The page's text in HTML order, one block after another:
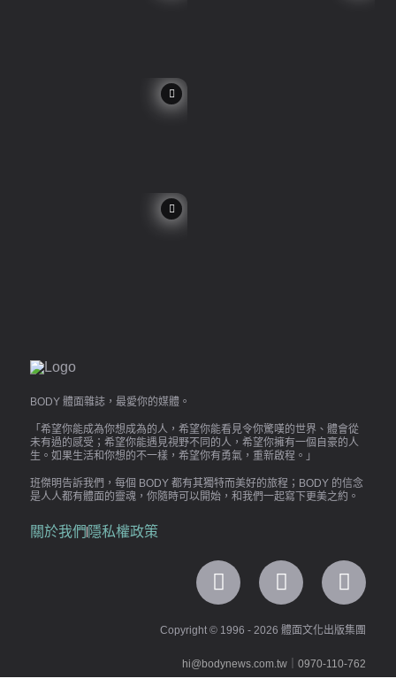
BODY 體面雜誌，最愛你的媒體。
「希望你能成為你想成為的人，希望你能看見令你驚嘆的世界、體會從
未有過的感受；希望你能遇見視野不同的人，希望你擁有一個自豪的人
生。如果生活和你想的不一樣，希望你有勇氣，重新啟程。」
班傑明告訴我們，每個 BODY 都有其獨特而美好的旅程；BODY 的信念
是人人都有體面的靈魂，你隨時可以開始，和我們一起寫下更美之約。
關於我們 隱私權政策
Copyright © 1996 - 2026 體面文化出版集團
hi@bodynews.com.tw 0970-110-762